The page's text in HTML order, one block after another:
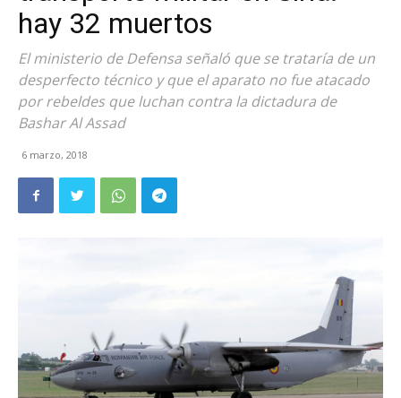
hay 32 muertos
El ministerio de Defensa señaló que se trataría de un
desperfecto técnico y que el aparato no fue atacado
por rebeldes que luchan contra la dictadura de
Bashar Al Assad
6 marzo, 2018